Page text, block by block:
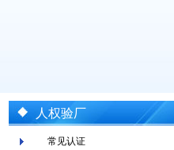
人权验厂
常见认证